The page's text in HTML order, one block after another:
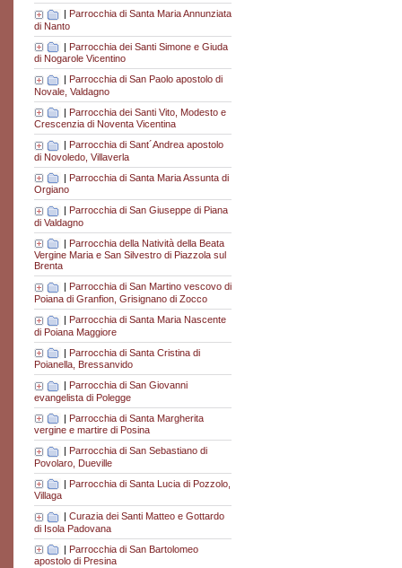
| Parrocchia di Santa Maria Annunziata
di Nanto
| Parrocchia dei Santi Simone e Giuda
di Nogarole Vicentino
| Parrocchia di San Paolo apostolo di
Novale, Valdagno
| Parrocchia dei Santi Vito, Modesto e
Crescenzia di Noventa Vicentina
Parrocchia di Sant´Andrea apostolo
di Novoledo, Villaverla
| Parrocchia di Santa Maria Assunta di
Orgiano
Parrocchia di San Giuseppe di Piana
di Valdagno
| Parrocchia della Natività della Beata
Vergine Maria e San Silvestro di Piazzola sul
Brenta
Parrocchia di San Martino vescovo di
Poiana di Granfion, Grisignano di Zocco
| Parrocchia di Santa Maria Nascente
di Poiana Maggiore
| Parrocchia di Santa Cristina di
Poianella, Bressanvido
| Parrocchia di San Giovanni
evangelista di Polegge
| Parrocchia di Santa Margherita
vergine e martire di Posina
Parrocchia di San Sebastiano di
Povolaro, Dueville
| Parrocchia di Santa Lucia di Pozzolo,
Villaga
Curazia dei Santi Matteo e Gottardo
di Isola Padovana
| Parrocchia di San Bartolomeo
apostolo di Presina